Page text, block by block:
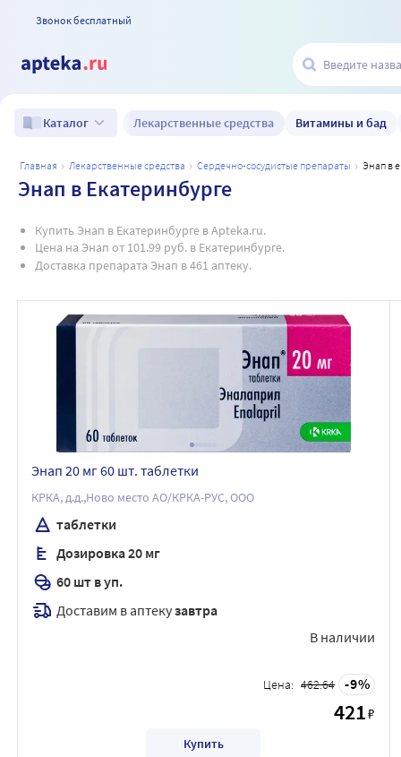
Звонок бесплатный
Каталог Лекарственные средства Витамины и бад
главная лекарственные средства сердечно-сосудистые препараты энап в
Энап в Екатеринбурге
Купить Энап в Екатеринбурге в Apteka.ru.
Цена на Энап от 101.99 руб. в Екатеринбурге.
Доставка препарата Энап в 461 аптеку.
Энап 20 мг 60 шт. таблетки
КРКА, д.д.,Ново место АО/КРКА-РУС, ООО
таблетки
Дозировка 20 мг
60 шт в уп.
Доставим в аптекузавтра
В наличии
Цена: 462.64 9
421₽
Купить